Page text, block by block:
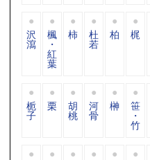
沢
瀉
楓
・
紅
葉
柿 杜
若
柏 梶
栀
子
栗 胡
桃
河
骨
榊 笹
・
竹